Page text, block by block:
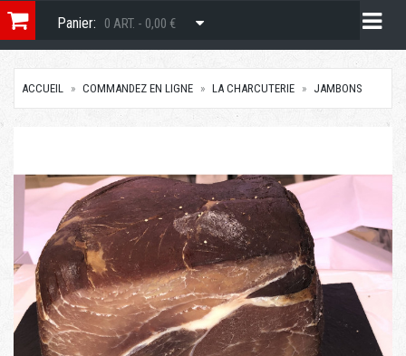
Panier: 0 ART. - 0,00 €
ACCUEIL COMMANDEZ EN LIGNE LA CHARCUTERIE JAMBONS